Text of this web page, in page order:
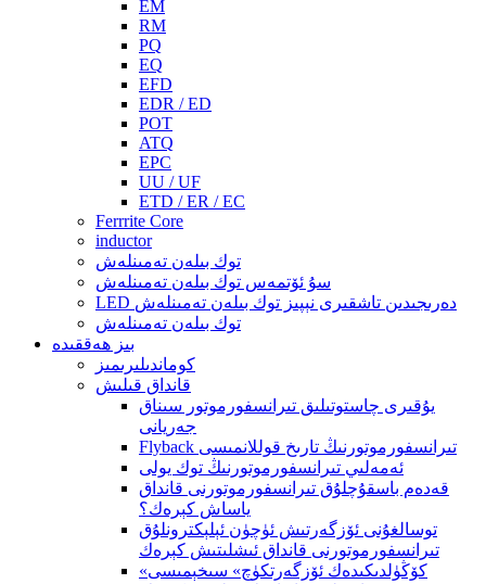
EM
RM
PQ
EQ
EFD
EDR / ED
POT
ATQ
EPC
UU / UF
ETD / ER / EC
Ferrrite Core
inductor
توك بىلەن تەمىنلەش
سۇ ئۆتمەس توك بىلەن تەمىنلەش
LED دەرىجىدىن تاشقىرى نېپىز توك بىلەن تەمىنلەش
توك بىلەن تەمىنلەش
بىز ھەققىدە
كوماندىلىرىمىز
قانداق قىلىش
يۇقىرى چاستوتىلىق تىرانسفورموتور سىناق
جەريانى
Flyback تىرانسفورموتورنىڭ تارىخ قوللانمىسى
ئەمەلىي تىرانسفورموتورنىڭ توك يولى
قەدەم باسقۇچلۇق تىرانسفورموتورنى قانداق
ياساش كېرەك؟
توسالغۇنى ئۆزگەرتىش ئۈچۈن ئېلېكترونلۇق
تىرانسفورموتورنى قانداق ئىشلىتىش كېرەك
«كۆڭۈلدىكىدەك ئۆزگەرتكۈچ» سىخېمىسى